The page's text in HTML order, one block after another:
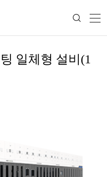
일체형 설비(1